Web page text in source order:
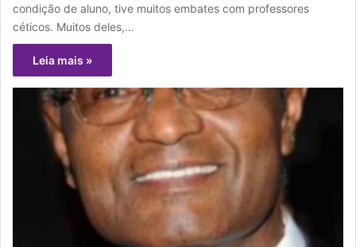
condição de aluno, tive muitos embates com professores
céticos. Muitos deles,…
Leia mais »